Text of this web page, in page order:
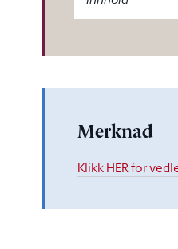
Merknad
Klikk HER for